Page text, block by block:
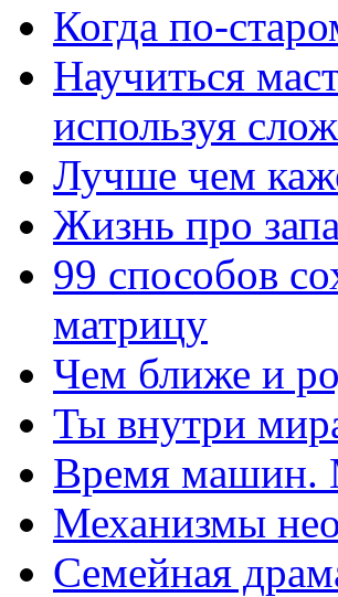
Когда по-
Научиться
используя
Лучше чем
Жизнь про
99 способов
матрицу
Чем ближе и
Ты внутри
Время машин.
Механизмы
Семейная